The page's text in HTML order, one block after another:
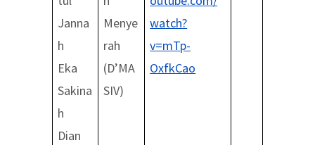
Janna
h
Eka
Sakina
h
Dian
Menye
rah
(D’MA
SIV)
watch?
v=mTp-
OxfkCao